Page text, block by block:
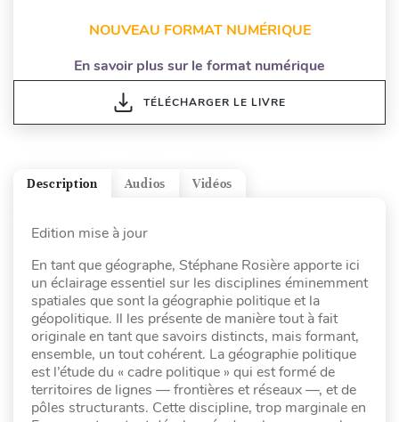
NOUVEAU FORMAT NUMÉRIQUE
En savoir plus sur le format numérique
TÉLÉCHARGER LE LIVRE
Vidéos
Audios
Description
Edition mise à jour
En tant que géographe, Stéphane Rosière apporte ici
un éclairage essentiel sur les disciplines éminemment
spatiales que sont la géographie politique et la
géopolitique. Il les présente de manière tout à fait
originale en tant que savoirs distincts, mais formant,
ensemble, un tout cohérent. La géographie politique
est l’étude du « cadre politique » qui est formé de
territoires de lignes — frontières et réseaux —, et de
pôles structurants. Cette discipline, trop marginale en